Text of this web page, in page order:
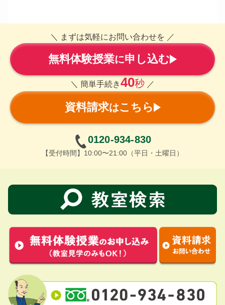
＼ まずは気軽にお問い合わせを ／
無料体験授業に申し込む
＼ 簡単手続き40秒 ／
資料請求はこちら
0120-934-830
【受付時間】10:00〜21:00（平日・土曜日）